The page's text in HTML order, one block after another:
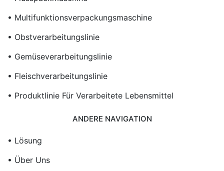
• Multifunktionsverpackungsmaschine
• Obstverarbeitungslinie
• Gemüseverarbeitungslinie
• Fleischverarbeitungslinie
• Produktlinie Für Verarbeitete Lebensmittel
ANDERE NAVIGATION
• Lösung
• Über Uns